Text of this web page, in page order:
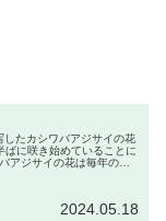
したカシワバアジサイの花
ばに咲き始めていることに
アジサイの花は毎年のよ
2024.05.18